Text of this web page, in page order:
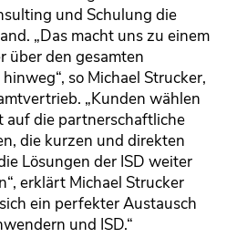
und Schulung die
„Das macht uns zu einem
über den gesamten
so Michael Strucker,
„Kunden wählen
auf die partnerschaftliche
die kurzen und direkten
Lösungen der ISD weiter
erklärt Michael Strucker
ein perfekter Austausch
und ISD.“